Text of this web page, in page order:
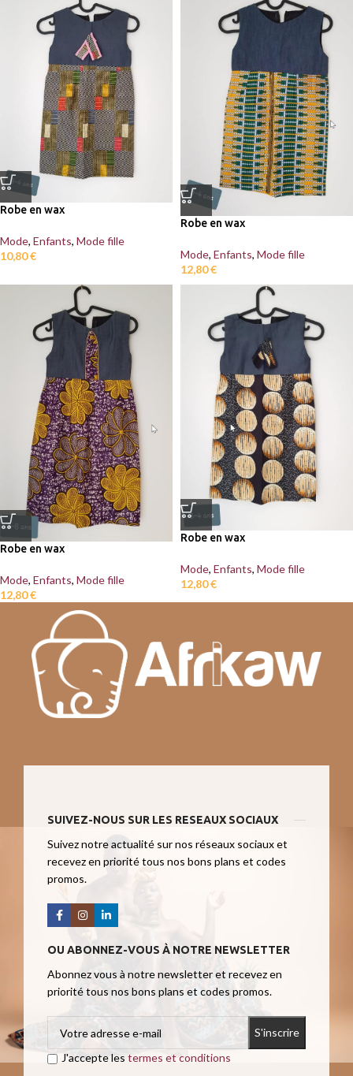
Robe en wax
Mode, Enfants, Mode fille
10,80€
Robe en wax
Mode, Enfants, Mode fille
12,80€
Robe en wax
Mode, Enfants, Mode fille
12,80€
Robe en wax
Mode, Enfants, Mode fille
12,80€
SUIVEZ-NOUS SUR LES RESEAUX SOCIAUX
Suivez notre actualité sur nos réseaux sociaux et
recevez en priorité tous nos bons plans et codes
promos.
OU ABONNEZ-VOUS À NOTRE NEWSLETTER
Abonnez vous à notre newsletter et recevez en
priorité tous nos bons plans et codes promos.
J'accepte les termes et conditions